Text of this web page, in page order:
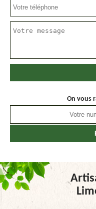
On vous